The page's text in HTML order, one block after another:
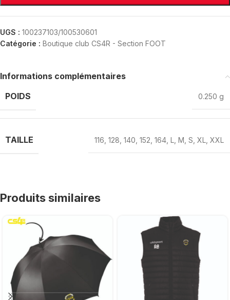
UGS : 100237103/100530601
Catégorie : Boutique club CS4R - Section FOOT
Informations complémentaires
POIDS
0.250 g
TAILLE 116 128 140 152 164 L M S XL XXL
Produits similaires